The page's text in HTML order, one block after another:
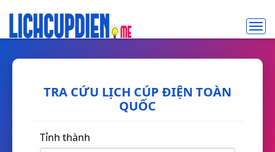
TRA CỨU LỊCH CÚP ĐIỆN TOÀN
QUỐC
Tỉnh thành